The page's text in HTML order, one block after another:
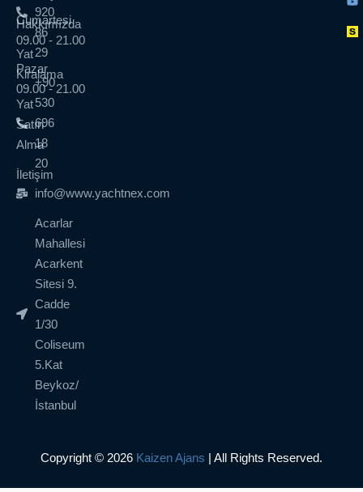
920
86
29
+90
530
696
18
20
info@www.yachtnex.com
Acarlar
Mahallesi
Acarkent
Sitesi 9.
Cadde
1/30
Coliseum
5.Kat
Beykoz/
İstanbul
Hakkımızda
Yat
Kiralama
Yat
Satın
Alma
İletişim
Cumartesi
09.00 - 21.00
Pazar
09.00 - 21.00
Copyright © 2026 Kaizen Ajans | All Rights Reserved.